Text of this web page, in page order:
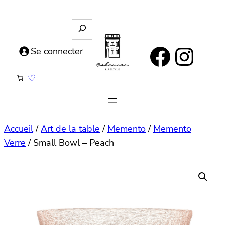
https://www.facebook.com/bohemianlifestyle.be Instagram
e
c
e
Se connecter
♡
Accueil/Art de la table / Memento/ Memento
Verre / Small Bowl – Peach